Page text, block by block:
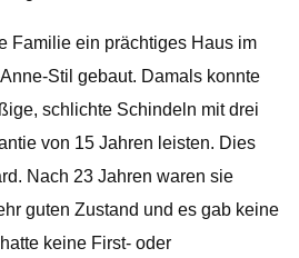
Familie ein prächtiges Haus im
Stil gebaut. Damals konnte
schlichte Schindeln mit drei
von 15 Jahren leisten. Dies
Nach 23 Jahren waren sie
guten Zustand und es gab keine
keine First- oder